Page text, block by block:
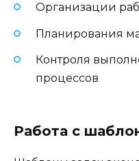
Организации
Планирования
Контроля
процессов
Работа с